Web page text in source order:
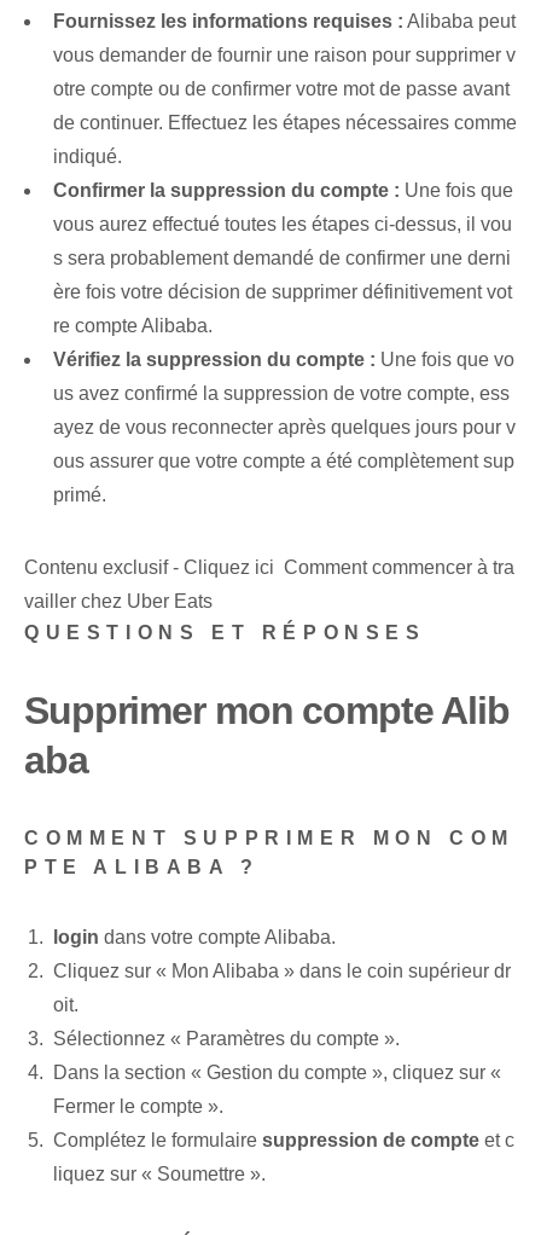
Fournissez les informations requises : Alibaba peut
vous demander de fournir une raison pour supprimer v
otre ⁤compte ou de confirmer votre mot de passe ⁤avant
de continuer. Effectuez les étapes nécessaires comme
indiqué.
Confirmer la suppression du compte : Une fois que
vous aurez effectué toutes les étapes ci-dessus, il vou
s sera probablement demandé de confirmer une derni
ère fois votre décision de supprimer définitivement vot
re compte Alibaba.
Vérifiez la suppression du compte : Une fois que vo
us avez confirmé la ⁤suppression de votre compte, ess
ayez de vous reconnecter après quelques jours‌ pour v
ous assurer que votre compte a été complètement sup
primé⁢.
Contenu exclusif - Cliquez ici Comment commencer à tra
vailler chez Uber Eats
QUESTIONS ET RÉPONSES
Supprimer mon compte Alib
aba
COMMENT SUPPRIMER MON COM
PTE ALIBABA ?
login dans‍ votre compte Alibaba.
Cliquez sur « Mon⁢ Alibaba » dans le coin supérieur dr
oit.
Sélectionnez « Paramètres du compte ».
Dans la section « Gestion du compte », cliquez sur «
Fermer le compte ».
Complétez le formulaire suppression de compte et c
liquez sur « Soumettre ».